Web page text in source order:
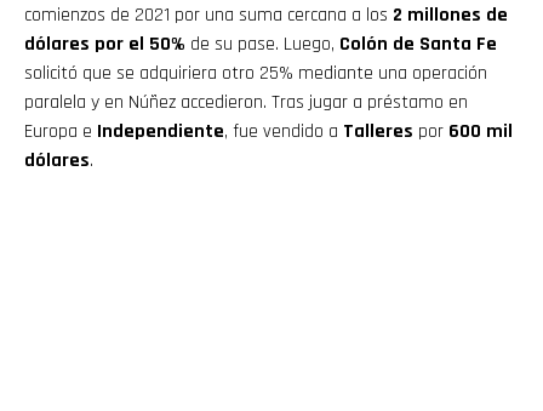
comienzos de 2021 por una suma cercana a los 2 millones de
dólares por el 50% de su pase. Luego, Colón de Santa Fe
solicitó que se adquiriera otro 25% mediante una operación
paralela y en Núñez accedieron. Tras jugar a préstamo en
Europa e Independiente, fue vendido a Talleres por 600 mil
dólares.